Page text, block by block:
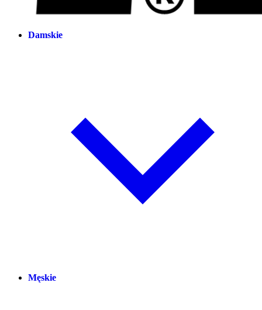
Damskie
Męskie